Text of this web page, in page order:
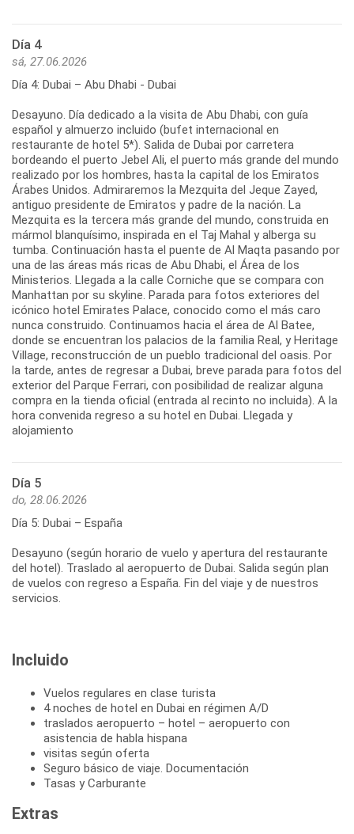
Día 4
sá, 27.06.2026
Día 4: Dubai – Abu Dhabi - Dubai
Desayuno. Día dedicado a la visita de Abu Dhabi, con guía
español y almuerzo incluido (bufet internacional en
restaurante de hotel 5*). Salida de Dubai por carretera
bordeando el puerto Jebel Ali, el puerto más grande del mundo
realizado por los hombres, hasta la capital de los Emiratos
Árabes Unidos. Admiraremos la Mezquita del Jeque Zayed,
antiguo presidente de Emiratos y padre de la nación. La
Mezquita es la tercera más grande del mundo, construida en
mármol blanquísimo, inspirada en el Taj Mahal y alberga su
tumba. Continuación hasta el puente de Al Maqta pasando por
una de las áreas más ricas de Abu Dhabi, el Área de los
Ministerios. Llegada a la calle Corniche que se compara con
Manhattan por su skyline. Parada para fotos exteriores del
icónico hotel Emirates Palace, conocido como el más caro
nunca construido. Continuamos hacia el área de Al Batee,
donde se encuentran los palacios de la familia Real, y Heritage
Village, reconstrucción de un pueblo tradicional del oasis. Por
la tarde, antes de regresar a Dubai, breve parada para fotos del
exterior del Parque Ferrari, con posibilidad de realizar alguna
compra en la tienda oficial (entrada al recinto no incluida). A la
hora convenida regreso a su hotel en Dubai. Llegada y
alojamiento
Día 5
do, 28.06.2026
Día 5: Dubai – España
Desayuno (según horario de vuelo y apertura del restaurante
del hotel). Traslado al aeropuerto de Dubai. Salida según plan
de vuelos con regreso a España. Fin del viaje y de nuestros
servicios.
Incluido
Vuelos regulares en clase turista
4 noches de hotel en Dubai en régimen A/D
traslados aeropuerto – hotel – aeropuerto con
asistencia de habla hispana
visitas según oferta
Seguro básico de viaje. Documentación
Tasas y Carburante
Extras